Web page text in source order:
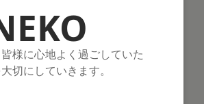
様に心地よく過ごしていた
切にしていきます。